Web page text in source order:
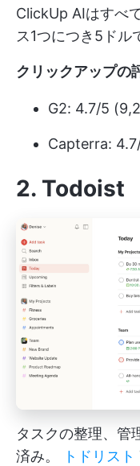
ClickUp AIはすべ
ス1つにつき5ドル
クリックアップの
G2: 4.7/5
Capterra:
2. Todoist
タスクの整理、管
済み。
トドリスト